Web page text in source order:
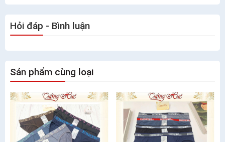
Hỏi đáp - Bình luận
Sản phẩm cùng loại